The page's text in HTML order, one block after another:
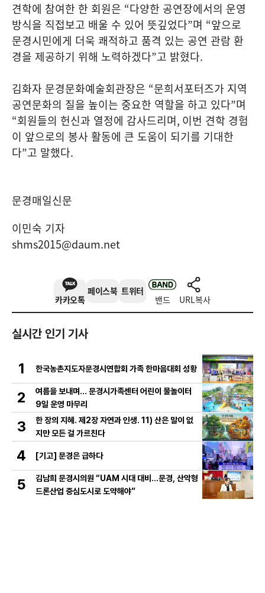
견학에 참여한 한 회원은 “다양한 공연장에서의 운영
방식을 직접보고 배울 수 있어 뜻깊었다”며 “앞으로
문경시민에게 더욱 쾌적하고 품격 있는 공연 관람 환
경을 제공하기 위해 노력하겠다”고 밝혔다.
김화자 문경문화예술회관장은 “문희서포터즈가 지역
공연문화의 질을 높이는 중요한 역할을 하고 있다”며
“회원들의 헌신과 열정에 감사드리며, 이번 견학 경험
이 앞으로의 봉사 활동에 큰 도움이 되기를 기대한
다”고 말했다.
문경매일신문
이민숙 기자
shms2015@daum.net
카카오톡
페이스북 트위터
밴드 URL복사
실시간 인기 기사
1 한국농촌지도자문경시연합회 가족 한마음대회 성황
2
여름을 보내며… 문경시가족센터 어린이 물놀이터
9일 운영 마무리
3
한 장의 지혜. 제2장 자연과 인생. 11) 산은 말이 없
지만 모든 걸 가르친다
4 [기고] 문경은 급하다
5
김남희 문경시의원 “UAM 시대 대비…문경, 산악형
드론산업 중심도시로 도약해야”